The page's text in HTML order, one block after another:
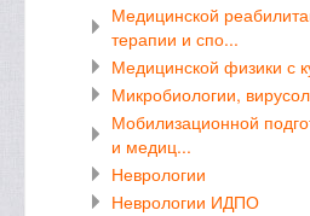
Медицинской
терапии и спо...
Медицинской физики с
Микробиологии,
Мобилизационной
и медиц...
Неврологии
Неврологии ИДПО